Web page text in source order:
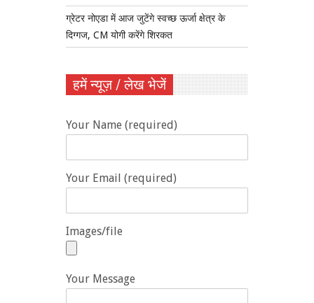
ग्रेटर नोएडा में आज जुटेंगे स्वच्छ ऊर्जा क्षेत्र के
दिग्गज, CM योगी करेंगे शिरकत
हमें न्यूज़ / लेख भेजें
Your Name (required)
Your Email (required)
Images/file
Your Message